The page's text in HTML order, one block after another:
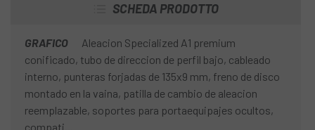
SCHEDA PRODOTTO
GRAFICO
Aleacion Specialized A1 premium
conificado, tubo de direccion de perfil bajo, cableado
interno, punteras forjadas de 135x9 mm, freno de disco
montado en la vaina, patilla de cambio de aleacion
reemplazable, soportes para portaequipajes ocultos,
compati...